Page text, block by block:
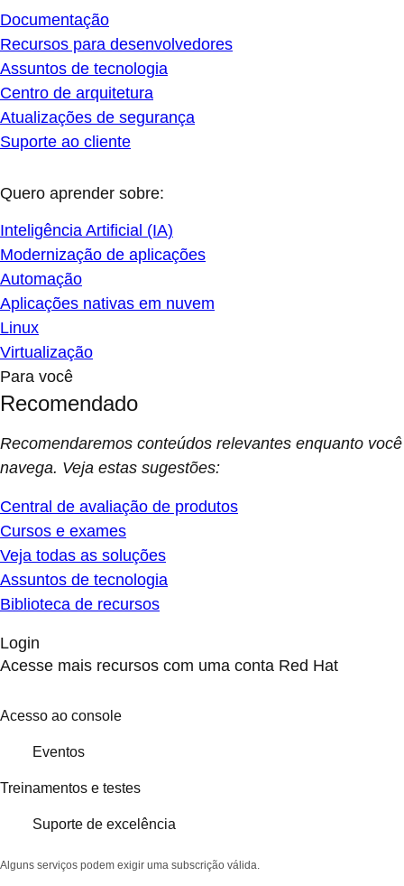
Documentação
Recursos para desenvolvedores
Assuntos de tecnologia
Centro de arquitetura
Atualizações de segurança
Suporte ao cliente
Quero aprender sobre:
Inteligência Artificial (IA)
Modernização de aplicações
Automação
Aplicações nativas em nuvem
Linux
Virtualização
Para você
Recomendado
Recomendaremos conteúdos relevantes enquanto você
navega. Veja estas sugestões:
Central de avaliação de produtos
Cursos e exames
Veja todas as soluções
Assuntos de tecnologia
Biblioteca de recursos
Login
Acesse mais recursos com uma conta Red Hat
Acesso ao console
Eventos
Treinamentos e testes
Suporte de excelência
Alguns serviços podem exigir uma subscrição válida.